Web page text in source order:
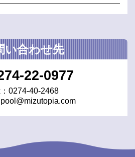
い合わせ先
22-0977
0274-40-2468
pool@mizutopia.com